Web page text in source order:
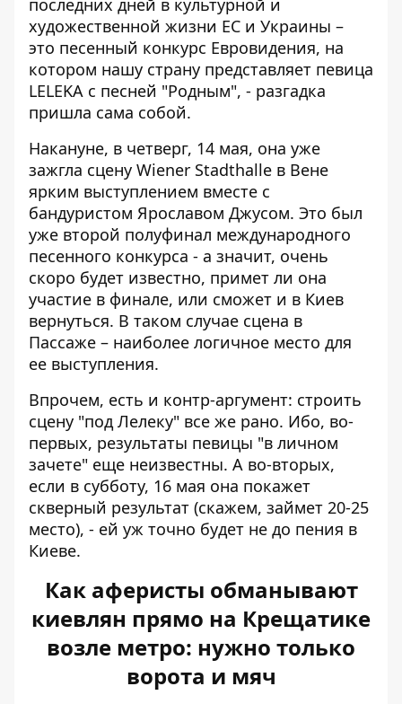
последних дней в культурной и
художественной жизни ЕС и Украины –
это песенный конкурс Евровидения, на
котором нашу страну представляет певица
LELEKA с песней "Родным", - разгадка
пришла сама собой.
Накануне, в четверг, 14 мая, она уже
зажгла сцену Wiener Stadthalle в Вене
ярким выступлением вместе с
бандуристом Ярославом Джусом. Это был
уже второй полуфинал международного
песенного конкурса - а значит, очень
скоро будет известно, примет ли она
участие в финале, или сможет и в Киев
вернуться. В таком случае сцена в
Пассаже – наиболее логичное место для
ее выступления.
Впрочем, есть и контр-аргумент: строить
сцену "под Лелеку" все же рано. Ибо, во-
первых, результаты певицы "в личном
зачете" еще неизвестны. А во-вторых,
если в субботу, 16 мая она покажет
скверный результат (скажем, займет 20-25
место), - ей уж точно будет не до пения в
Киеве.
Как аферисты обманывают
киевлян прямо на Крещатике
возле метро: нужно только
ворота и мяч